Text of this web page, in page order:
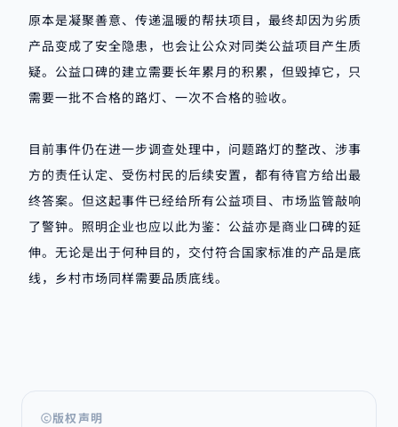
原本是凝聚善意、传递温暖的帮扶项目，最终却因为劣质
产品变成了安全隐患，也会让公众对同类公益项目产生质
疑。公益口碑的建立需要长年累月的积累，但毁掉它，只
需要一批不合格的路灯、一次不合格的验收。
目前事件仍在进一步调查处理中，问题路灯的整改、涉事
方的责任认定、受伤村民的后续安置，都有待官方给出最
终答案。但这起事件已经给所有公益项目、市场监管敲响
了警钟。照明企业也应以此为鉴：公益亦是商业口碑的延
伸。无论是出于何种目的，交付符合国家标准的产品是底
线，乡村市场同样需要品质底线。
版权声明